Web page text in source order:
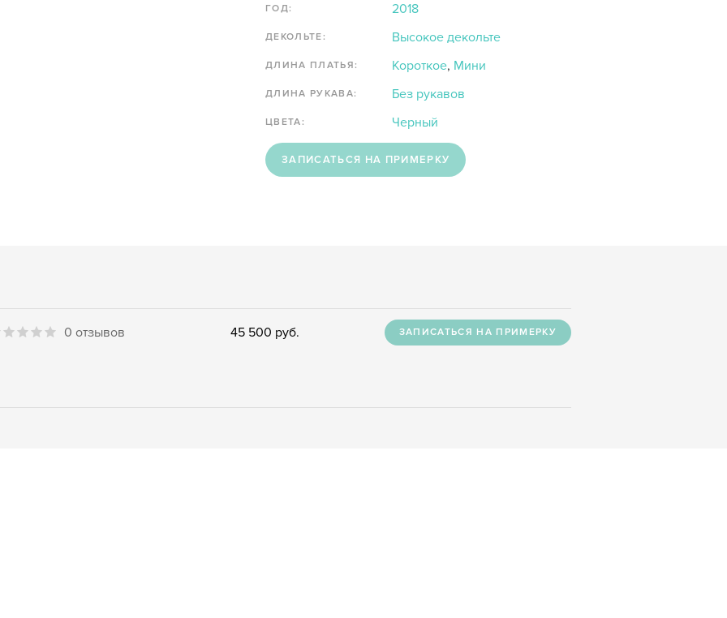
ГОД: 2018
ДЕКОЛЬТЕ: Высокое декольте
ДЛИНА ПЛАТЬЯ: Короткое, Мини
ДЛИНА РУКАВА: Без рукавов
ЦВЕТА: Черный
ЗАПИСАТЬСЯ НА ПРИМЕРКУ
0 отзывов 45 500 руб. ЗАПИСАТЬСЯ НА ПРИМЕРКУ